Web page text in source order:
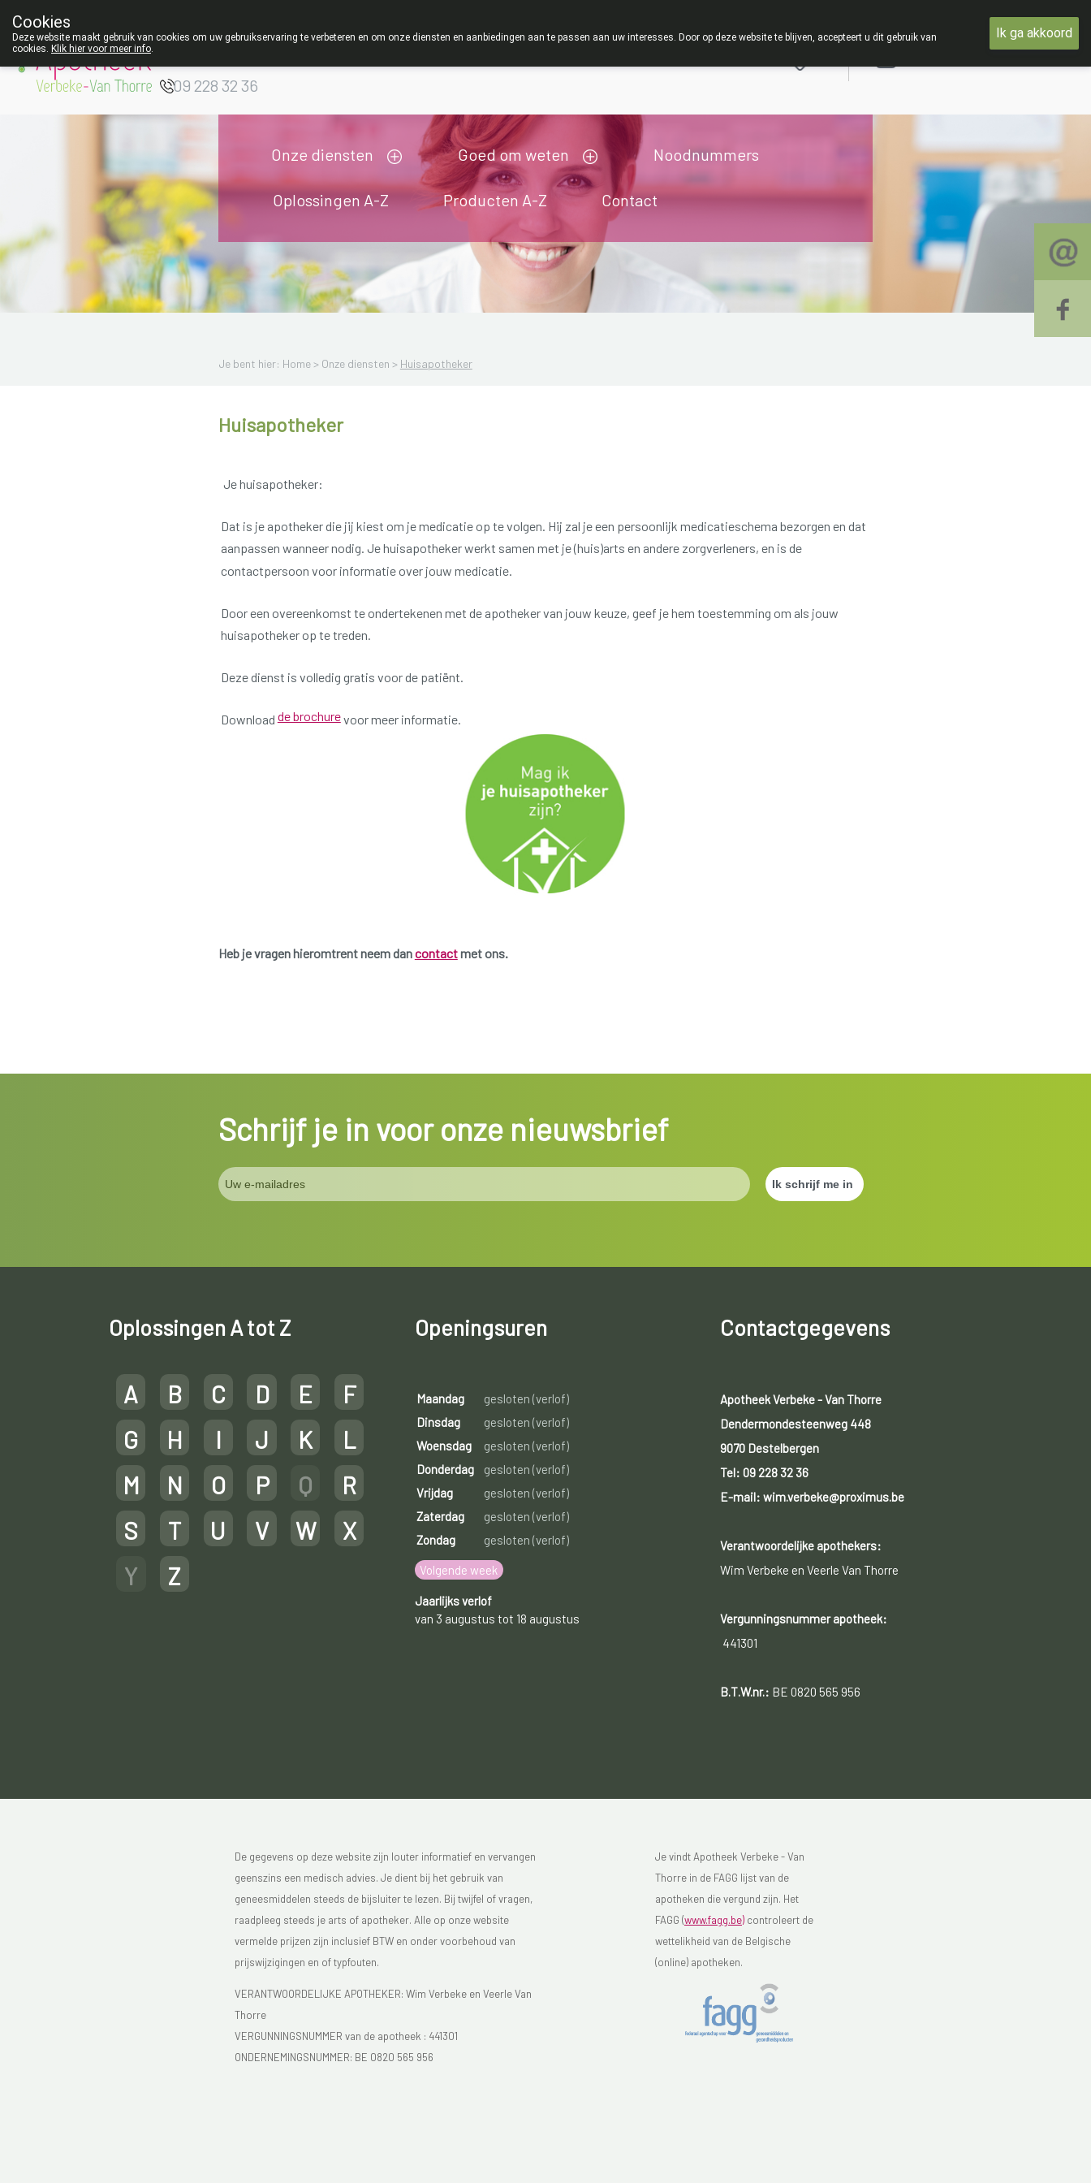
Apotheek Verbeke
09 228 32 36
Onze diensten Goed om weten Noodnummers
Oplossingen A-Z Producten A-Z Contact
Je bent hier: Home > Onze diensten > Huisapotheker
Huisapotheker
Je huisapotheker:
Dat is je apotheker die jij kiest om je medicatie op te volgen. Hij zal je een persoonlijk medicatieschema bezorgen en dat
aanpassen wanneer nodig. Je huisapotheker werkt samen met je (huis)arts en andere zorgverleners, en is de
contactpersoon voor informatie over jouw medicatie.
Door een overeenkomst te ondertekenen met de apotheker van jouw keuze, geef je hem toestemming om als jouw
huisapotheker op te treden.
Deze dienst is volledig gratis voor de patiënt.
Downloadde brochurevoor meer informatie.
Heb je vragen hieromtrent neem dancontactmet ons.
Schrijf je in voor onze nieuwsbrief
Oplossingen A tot Z
A B C D E
F
G
H I J K
L
M
N O P Q
R
S
T U V W
X
Y
Z
Openingsuren
Maandag
gesloten (verlof)
Dinsdag
gesloten (verlof)
Woensdag
gesloten (verlof)
Donderdag
gesloten (verlof)
Vrijdag
gesloten (verlof)
Zaterdag
gesloten (verlof)
Zondag
gesloten (verlof)
Volgende week
Jaarlijks verlof
van 3 augustus tot 18 augustus
Contactgegevens
Apotheek Verbeke - Van Thorre
Dendermondesteenweg 448
9070 Destelbergen
Tel: 09 228 32 36
E-mail: wim.verbeke@proximus.be
Verantwoordelijke apothekers:
Wim Verbeke en Veerle Van Thorre
Vergunningsnummer apotheek:
441301
B.T.W.nr.: BE 0820 565 956
De gegevens op deze website zijn louter informatief en vervangen
geenszins een medisch advies. Je dient bij het gebruik van
geneesmiddelen steeds de bijsluiter te lezen. Bij twijfel of vragen,
raadpleeg steeds je arts of apotheker. Alle op onze website
vermelde prijzen zijn inclusief BTW en onder voorbehoud van
prijswijzigingen en of typfouten.
VERANTWOORDELIJKE APOTHEKER: Wim Verbeke en Veerle Van
Thorre
VERGUNNINGSNUMMER van de apotheek : 441301
ONDERNEMINGSNUMMER: BE 0820 565 956
Je vindt Apotheek Verbeke - Van
Thorre in de FAGG lijst van de
apotheken die vergund zijn. Het
FAGG (www.fagg.be)controleert de
wettelikheid van de Belgische
(online) apotheken.
Cookies
Deze website maakt gebruik van cookies om uw gebruikservaring te verbeteren en om onze diensten en aanbiedingen aan te passen aan uw interesses. Door op deze website te blijven, accepteert u dit gebruik van
cookies. Klik hier voor meer info.
Ik ga akkoord